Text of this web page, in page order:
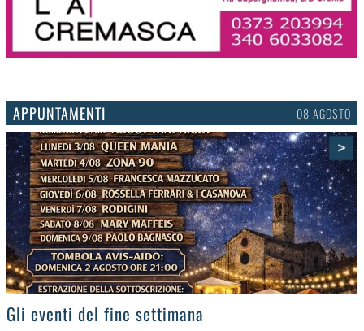
APPUNTAMENTI 06 AGOSTO
>
Gli appuntamenti fino a sabato